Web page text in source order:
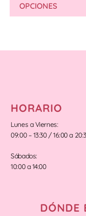
OPCIONES
HORARIO
Lunes a Viernes:
09:00 – 13:30 / 16:00 a
Sábados:
10:00 a 14:00
DÓNDE